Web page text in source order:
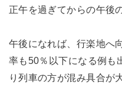
正午を過ぎてからの午後
午後になれば、行楽地へ
率も50％以下になる例も
り列車の方が混み具合が